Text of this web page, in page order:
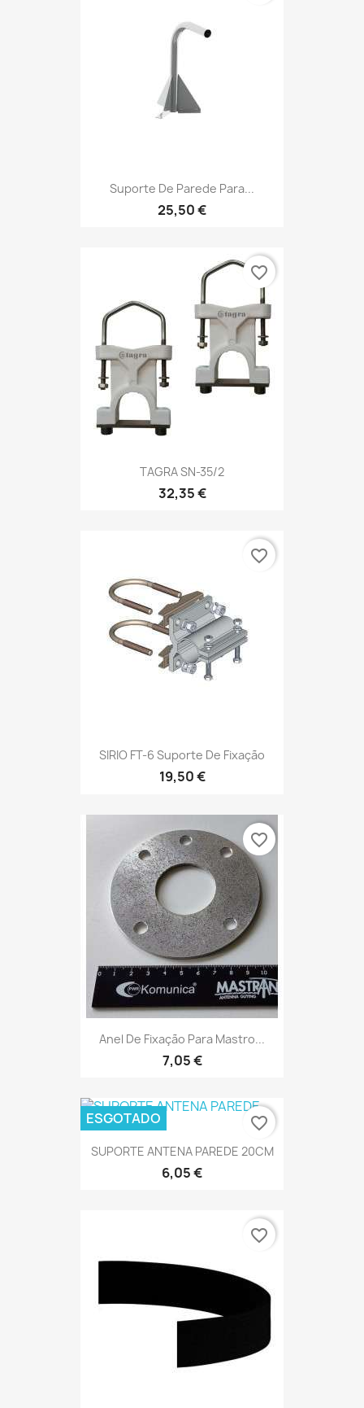
Suporte De Parede Para...
25,50 €
TAGRA SN-35/2
32,35 €
favorite_border
SIRIO FT-6 Suporte De Fixação
19,50 €
favorite_border
Anel De Fixação Para Mastro...
7,05 €
favorite_border
SUPORTE ANTENA PAREDE 20CM
6,05 €
ESGOTADO favorite_border
favorite_border